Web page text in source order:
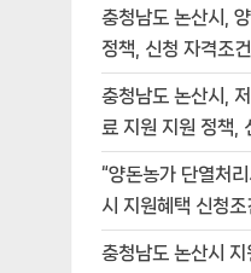
충청남도 논산시,
정책, 신청 자격조
충청남도 논산시,
료 지원 지원 정책,
“양돈농가 단열처
시 지원혜택 신청
충청남도 논산시